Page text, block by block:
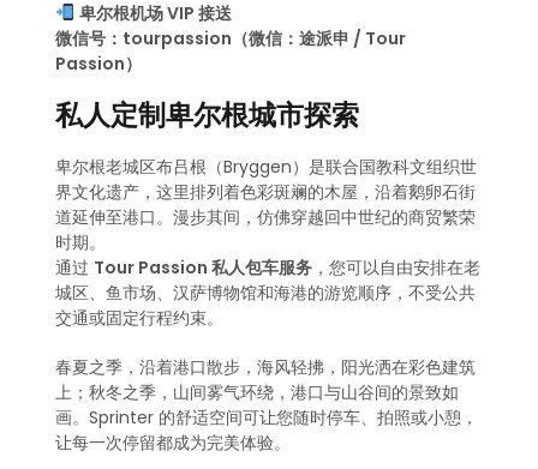
卑尔根机场 VIP 接送
微信号：tourpassion（微信：途派申 / Tour
Passion）
私人定制卑尔根城市探索
卑尔根老城区布吕根（Bryggen）是联合国教科文组织世
界文化遗产，这里排列着色彩斑斓的木屋，沿着鹅卵石街
道延伸至港口。漫步其间，仿佛穿越回中世纪的商贸繁荣
时期。
通过 Tour Passion 私人包车服务 ，您可以自由安排在老
城区、鱼市场、汉萨博物馆和海港的游览顺序，不受公共
交通或固定行程约束。
春夏之季，沿着港口散步，海风轻拂，阳光洒在彩色建筑
上；秋冬之季，山间雾气环绕，港口与山谷间的景致如
画。Sprinter 的舒适空间可让您随时停车、拍照或小憩，
让每一次停留都成为完美体验。